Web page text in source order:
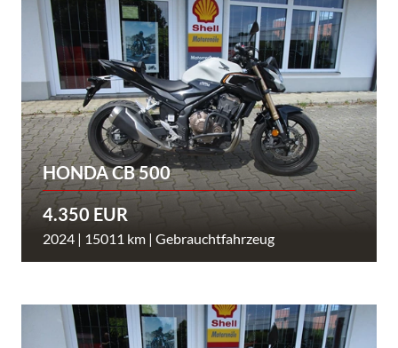
HONDA CB 500
4.350 EUR
2024 | 15011 km | Gebrauchtfahrzeug